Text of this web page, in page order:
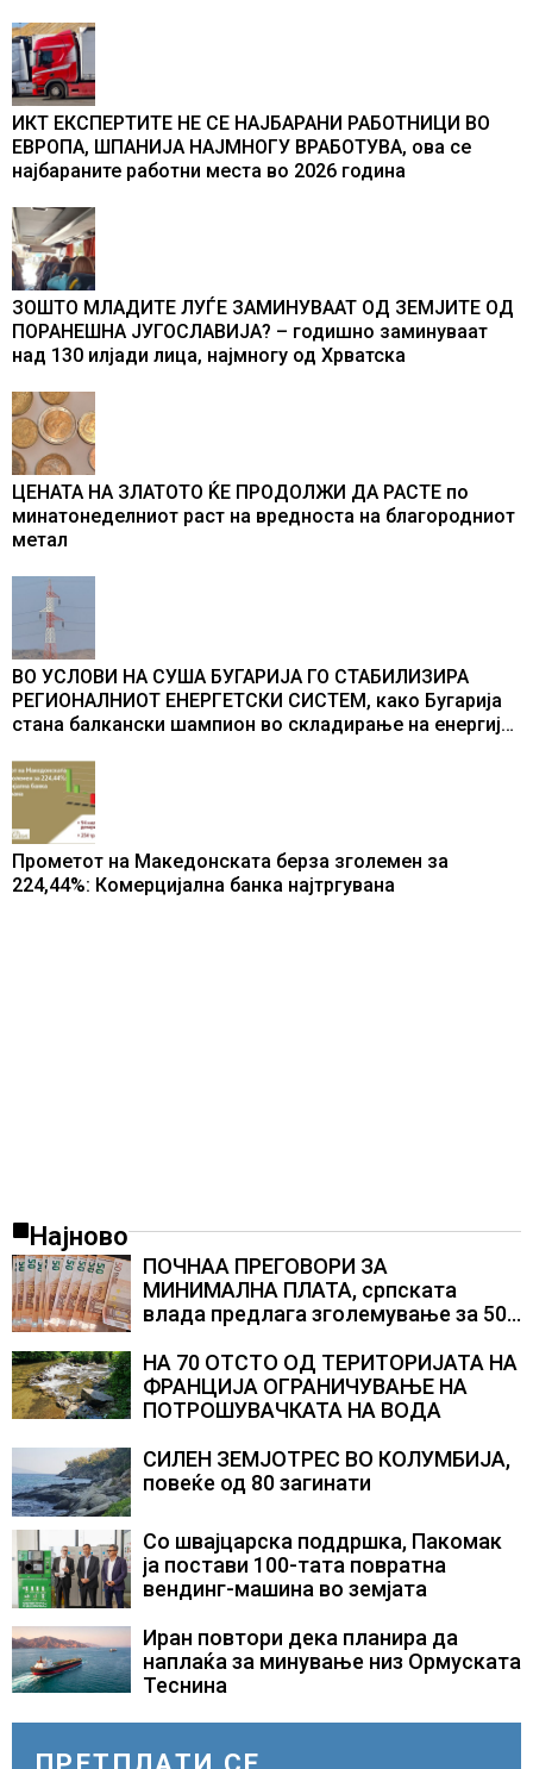
ИКТ ЕКСПЕРТИТЕ НЕ СЕ НАЈБАРАНИ РАБОТНИЦИ ВО
ЕВРОПА, ШПАНИЈА НАЈМНОГУ ВРАБОТУВА, oва се
најбараните работни места во 2026 година
ЗОШТО МЛАДИТЕ ЛУЃЕ ЗАМИНУВААТ ОД ЗЕМЈИТЕ ОД
ПОРАНЕШНА ЈУГОСЛАВИЈА? – годишно заминуваат
над 130 илјади лица, најмногу од Хрватска
ЦЕНАТА НА ЗЛАТОТО ЌЕ ПРОДОЛЖИ ДА РАСТЕ по
минатонеделниот раст на вредноста на благородниот
метал
ВО УСЛОВИ НА СУША БУГАРИЈА ГО СТАБИЛИЗИРА
РЕГИОНАЛНИОТ ЕНЕРГЕТСКИ СИСТЕМ, како Бугарија
стана балкански шампион во складирање на енергија
Прометот на Македонската берза зголемен за
224,44%: Комерцијална банка најтргувана
Најново
ПОЧНАА ПРЕГОВОРИ ЗА
МИНИМАЛНА ПЛАТА, српската
влада предлага зголемување за 50
НА 70 ОТСТО ОД ТЕРИТОРИЈАТА НА
ФРАНЦИЈА ОГРАНИЧУВАЊЕ НА
ПОТРОШУВАЧКАТА НА ВОДА
СИЛЕН ЗЕМЈОТРЕС ВО КОЛУМБИЈА,
повеќе од 80 загинати
Со швајцарска поддршка, Пакомак
ја постави 100-тата повратна
вендинг-машина во земјата
Иран повтори дека планира да
наплаќа за минување низ Ормуската
Теснина